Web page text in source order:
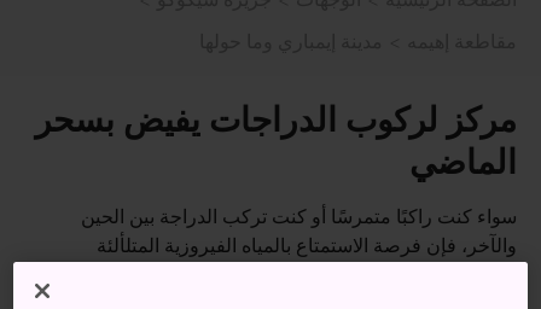
مركز لركوب الدراجات يفيض بسحر
الماضي
سواء كنت راكبًا متمرسًا أو كنت تركب الدراجة بين الحين
والآخر، فإن فرصة الاستمتاع بالمياه الفيروزية المتلألئة